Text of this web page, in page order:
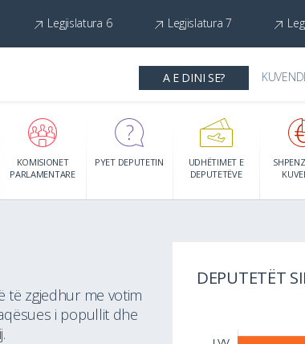
Legjislatura 6 Legjislatura 7
A E DINI SE? KUVENDI
KOMISIONET
PARLAMENTARE
PYET DEPUTETIN
UDHËTIMET E
DEPUTETËVE
të zgjedhur me votim
i popullit dhe
DEPUTETËT